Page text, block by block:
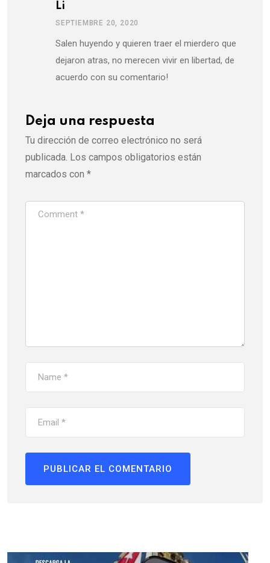
Li
SEPTIEMBRE 20, 2020
Salen huyendo y quieren traer el mierdero que
dejaron atras, no merecen vivir en libertad, de
acuerdo con su comentario!
Deja una respuesta
Tu dirección de correo electrónico no será
publicada. Los campos obligatorios están
marcados con *